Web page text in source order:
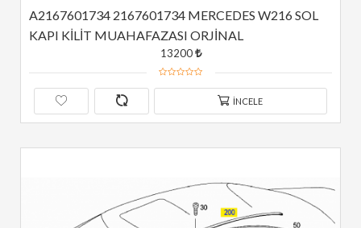
A2167601734 2167601734 MERCEDES W216 SOL
KAPI KİLİT MUAHAFAZASI ORJİNAL
13200
İNCELE